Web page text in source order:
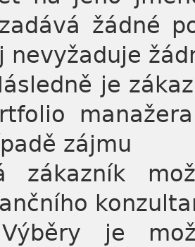
žádné
nevyžaduje
je
zájmu
zákazník
je